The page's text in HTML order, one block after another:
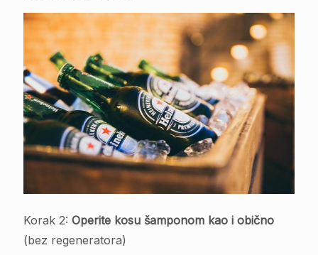
Korak 2: Operite kosu šamponom kao i obično
(bez regeneratora)